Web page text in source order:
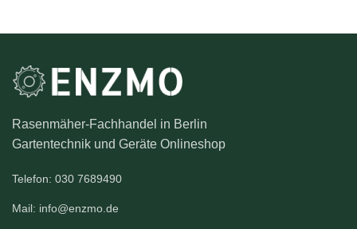
Rasenmäher-Fachhandel in Berlin
Gartentechnik und Geräte Onlineshop
Telefon: 030 7689490
Mail: info@enzmo.de